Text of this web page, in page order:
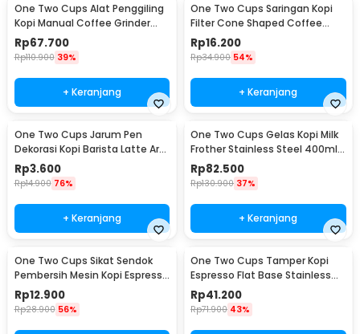
One Two Cups Alat Penggiling
Kopi Manual Coffee Grinder
Adjustable - CF4146
Rp67.700
Rp110.900 39%
+ Keranjang
One Two Cups Saringan Kopi
Filter Cone Shaped Coffee
Dripper 1 PCS - K741
Rp16.200
Rp34.900 54%
+ Keranjang
One Two Cups Jarum Pen
Dekorasi Kopi Barista Latte Art
Needle 13cm - F3F27
Rp3.600
Rp14.900 76%
+ Keranjang
One Two Cups Gelas Kopi Milk
Frother Stainless Steel 400ml -
WZ0011
Rp82.500
Rp130.900 37%
+ Keranjang
One Two Cups Sikat Sendok
Pembersih Mesin Kopi Espresso
2in1 - 8809
Rp12.900
Rp28.900 56%
One Two Cups Tamper Kopi
Espresso Flat Base Stainless
Steel 51mm - SS51
Rp41.200
Rp71.900 43%